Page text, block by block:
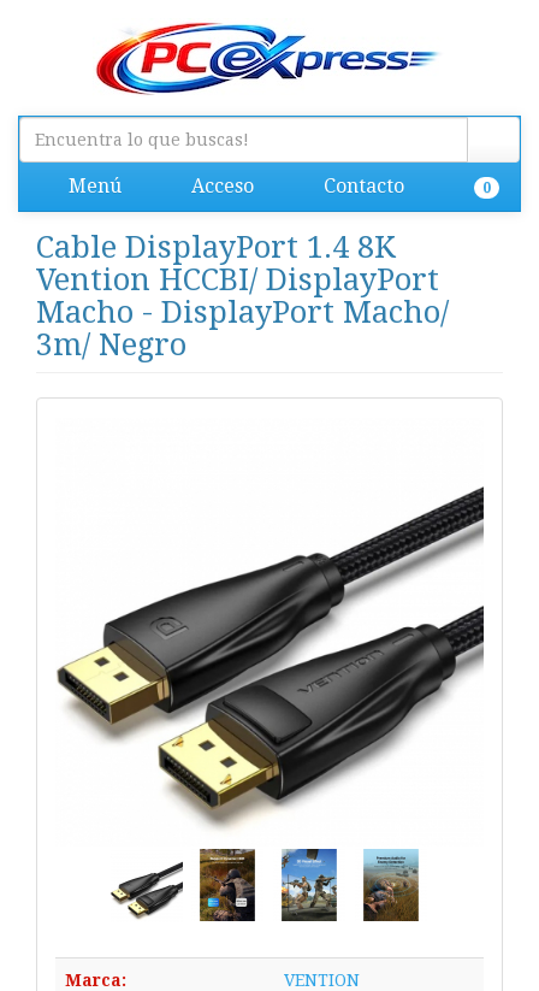
Menú Acceso Contacto 0
Cable DisplayPort 1.4 8K
Vention HCCBI/ DisplayPort
Macho - DisplayPort Macho/
3m/ Negro
Marca: VENTION